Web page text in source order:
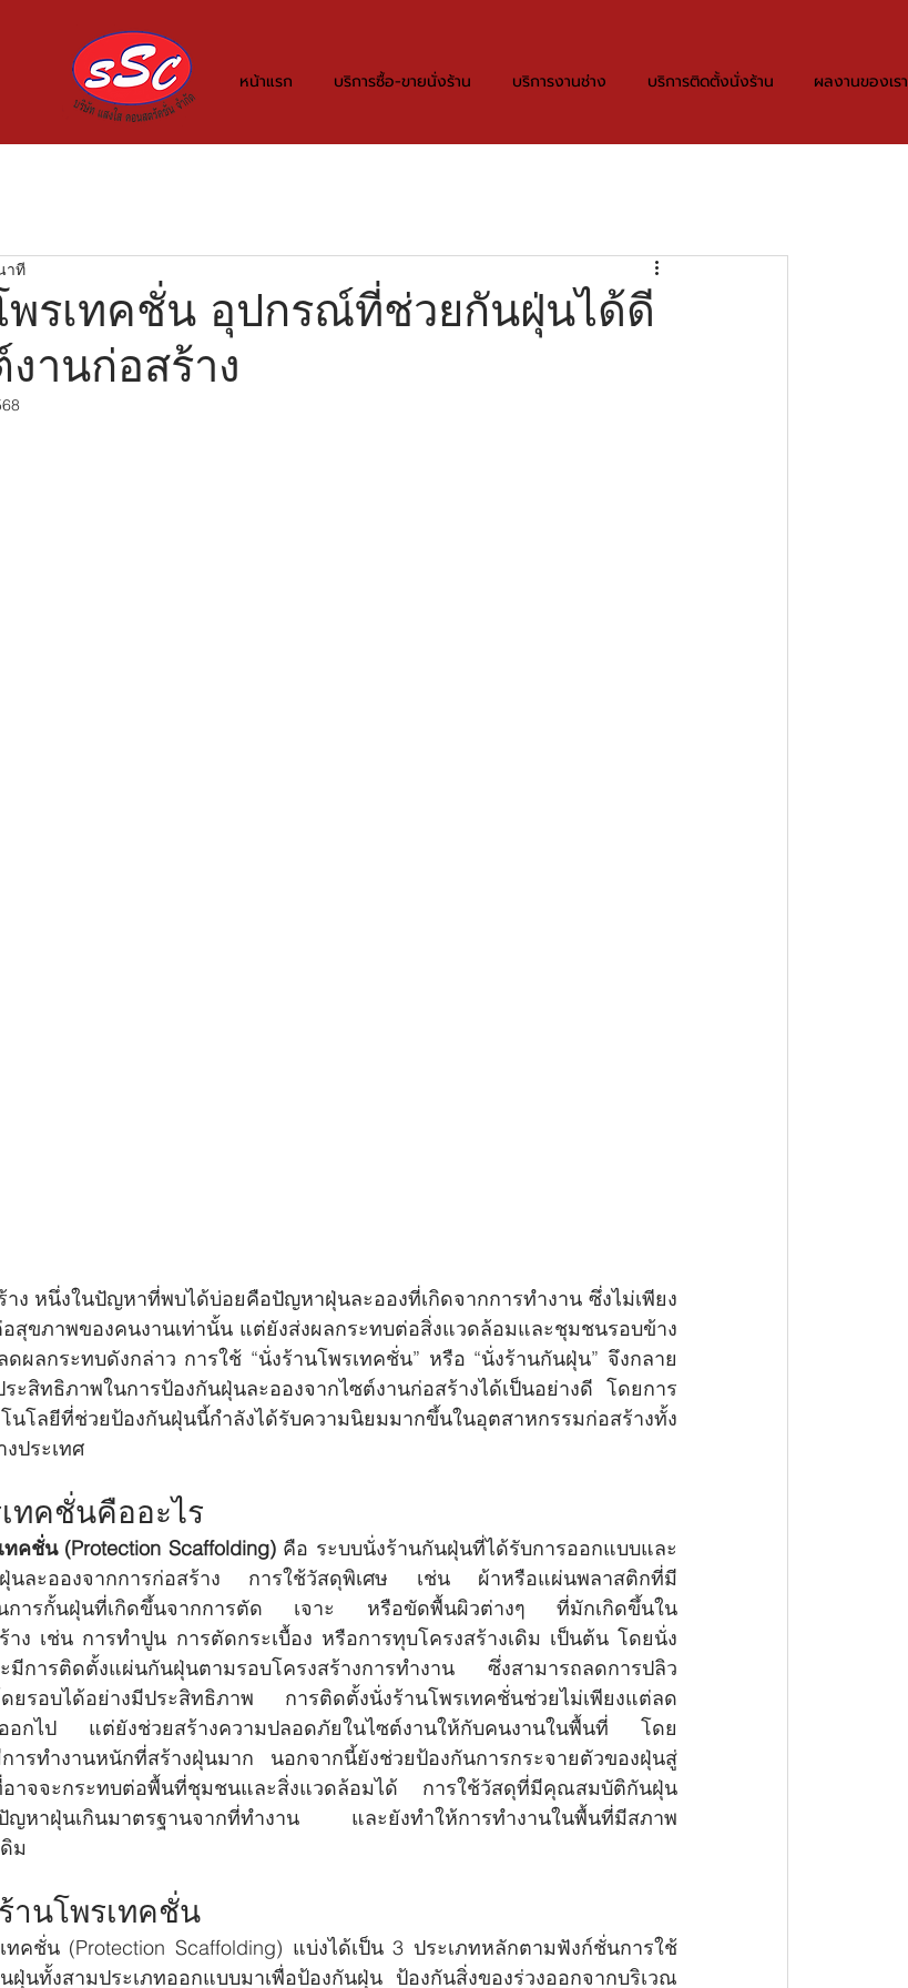
หน้าแรก บริการซื้อ-ขายนั่งร้าน บริการงานช่าง บริการติดตั้งนั่งร้าน ผลงานของเรา
พรเทคชั่น อุปกรณ์ที่ช่วยกันฝุ่นได้ดี
านก่อสร้าง
าที
สุขภาพของคนงานเท่านั้น แต่ยังส่งผลกระทบต่อสิ่งแวดล้อมและชุมชนรอบข้าง
ผลกระทบดังกล่าว การใช้ “นั่งร้านโพรเทคชั่น” หรือ “นั่งร้านกันฝุ่น” จึงกลาย
ระสิทธิภาพในการป้องกันฝุ่นละอองจากไซต์งานก่อสร้างได้เป็นอย่างดี โดยการ
นโลยีที่ช่วยป้องกันฝุ่นนี้กำลังได้รับความนิยมมากขึ้นในอุตสาหกรรมก่อสร้างทั้ง
ประเทศ
ทคชั่นคืออะไร
ทคชั่น (Protection Scaffolding) คือ ระบบนั่งร้านกันฝุ่นที่ได้รับการออกแบบและ
ฝุ่นละอองจากการก่อสร้าง การใช้วัสดุพิเศษ เช่น ผ้าหรือแผ่นพลาสติกที่มี
การกั้นฝุ่นที่เกิดขึ้นจากการตัด เจาะ หรือขัดพื้นผิวต่างๆ ที่มักเกิดขึ้นใน
าง เช่น การทำปูน การตัดกระเบื้อง หรือการทุบโครงสร้างเดิม เป็นต้น โดยนั่ง
มีการติดตั้งแผ่นกันฝุ่นตามรอบโครงสร้างการทำงาน ซึ่งสามารถลดการปลิว
ยรอบได้อย่างมีประสิทธิภาพ การติดตั้งนั่งร้านโพรเทคชั่นช่วยไม่เพียงแต่ลด
อกไป แต่ยังช่วยสร้างความปลอดภัยในไซต์งานให้กับคนงานในพื้นที่ โดย
ารทำงานหนักที่สร้างฝุ่นมาก นอกจากนี้ยังช่วยป้องกันการกระจายตัวของฝุ่นสู่
อาจจะกระทบต่อพื้นที่ชุมชนและสิ่งแวดล้อมได้ การใช้วัสดุที่มีคุณสมบัติกันฝุ่น
ปัญหาฝุ่นเกินมาตรฐานจากที่ทำงาน และยังทำให้การทำงานในพื้นที่มีสภาพ
ม
านโพรเทคชั่น
นทั้งสามประเภทออกแบบมาเพื่อป้องกันฝุ่น ป้องกันสิ่งของร่วงออกจากบริเวณ